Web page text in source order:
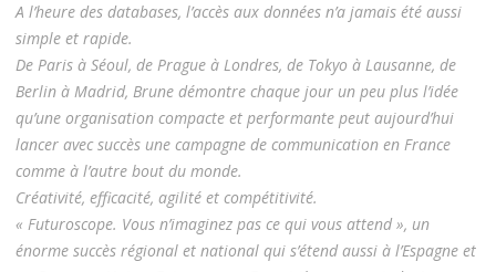
A l’heure des databases, l’accès aux données n’a jamais été aussi
simple et rapide.
De Paris à Séoul, de Prague à Londres, de Tokyo à Lausanne, de
Berlin à Madrid, Brune démontre chaque jour un peu plus l’idée
qu’une organisation compacte et performante peut aujourd’hui
lancer avec succès une campagne de communication en France
comme à l’autre bout du monde.
Créativité, efficacité, agilité et compétitivité.
« Futuroscope. Vous n’imaginez pas ce qui vous attend », un
énorme succès régional et national qui s’étend aussi à l’Espagne et